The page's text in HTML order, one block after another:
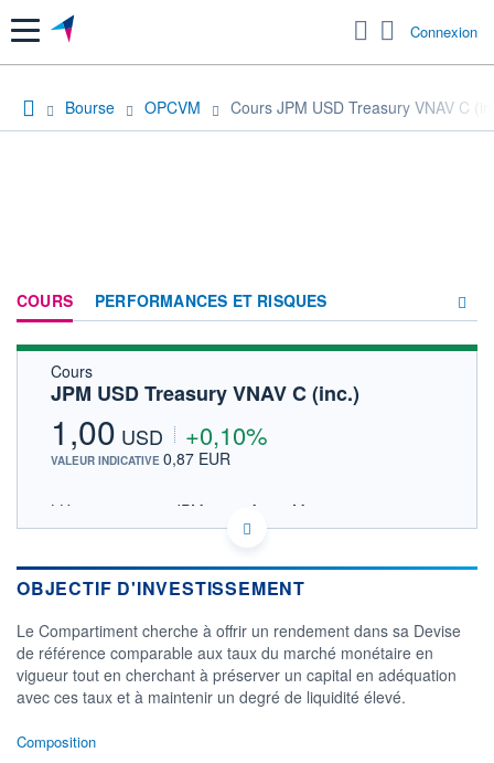
Menu Connexion
Bourse OPCVM Cours JPM USD Treasury VNAV C
COURS PERFORMANCES ET RISQUES
Cours
JPM USD Treasury VNAV C (inc.)
1,00 USD +0,10%
VALEUR INDICATIVE 0,87 EUR
LU1850238343 - JPMorgan Asset Management
(Europe) S.à r.l.
Consulter le prospectus / DIC
CATÉGORIE MORNINGSTAR
Monétaires USD Court
Terme
FONDS PARTENAIRES
OBJECTIF D'INVESTISSEMENT
Le Compartiment cherche à offrir un rendement dans sa Devise
de référence comparable aux taux du marché monétaire en
vigueur tout en cherchant à préserver un capital en adéquation
avec ces taux et à maintenir un degré de liquidité élevé.
Composition